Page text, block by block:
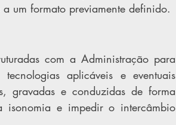
um formato previamente definido.
com a Administração para
aplicáveis e eventuais
gravadas e conduzidas de forma
isonomia e impedir o intercâmbio